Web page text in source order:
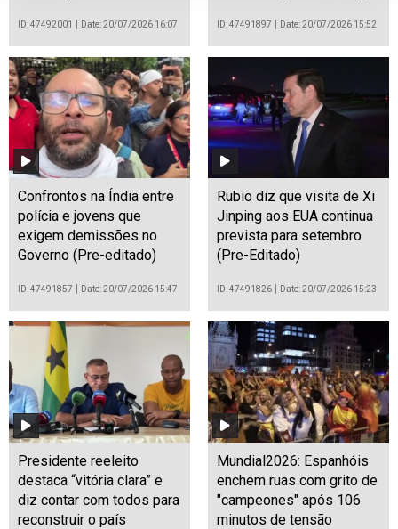
ID: 47492001 Date: 20/07/2026 16:07 ID: 47491897 Date: 20/07/2026 15:52
Confrontos na Índia entre
polícia e jovens que
exigem demissões no
Governo (Pre-editado)
ID: 47491857 Date: 20/07/2026 15:47
Rubio diz que visita de Xi
Jinping aos EUA continua
prevista para setembro
(Pre-Editado)
ID: 47491826 Date: 20/07/2026 15:23
Presidente reeleito
destaca “vitória clara” e
diz contar com todos para
reconstruir o país
Mundial2026: Espanhóis
enchem ruas com grito de
"campeones" após 106
minutos de tensão